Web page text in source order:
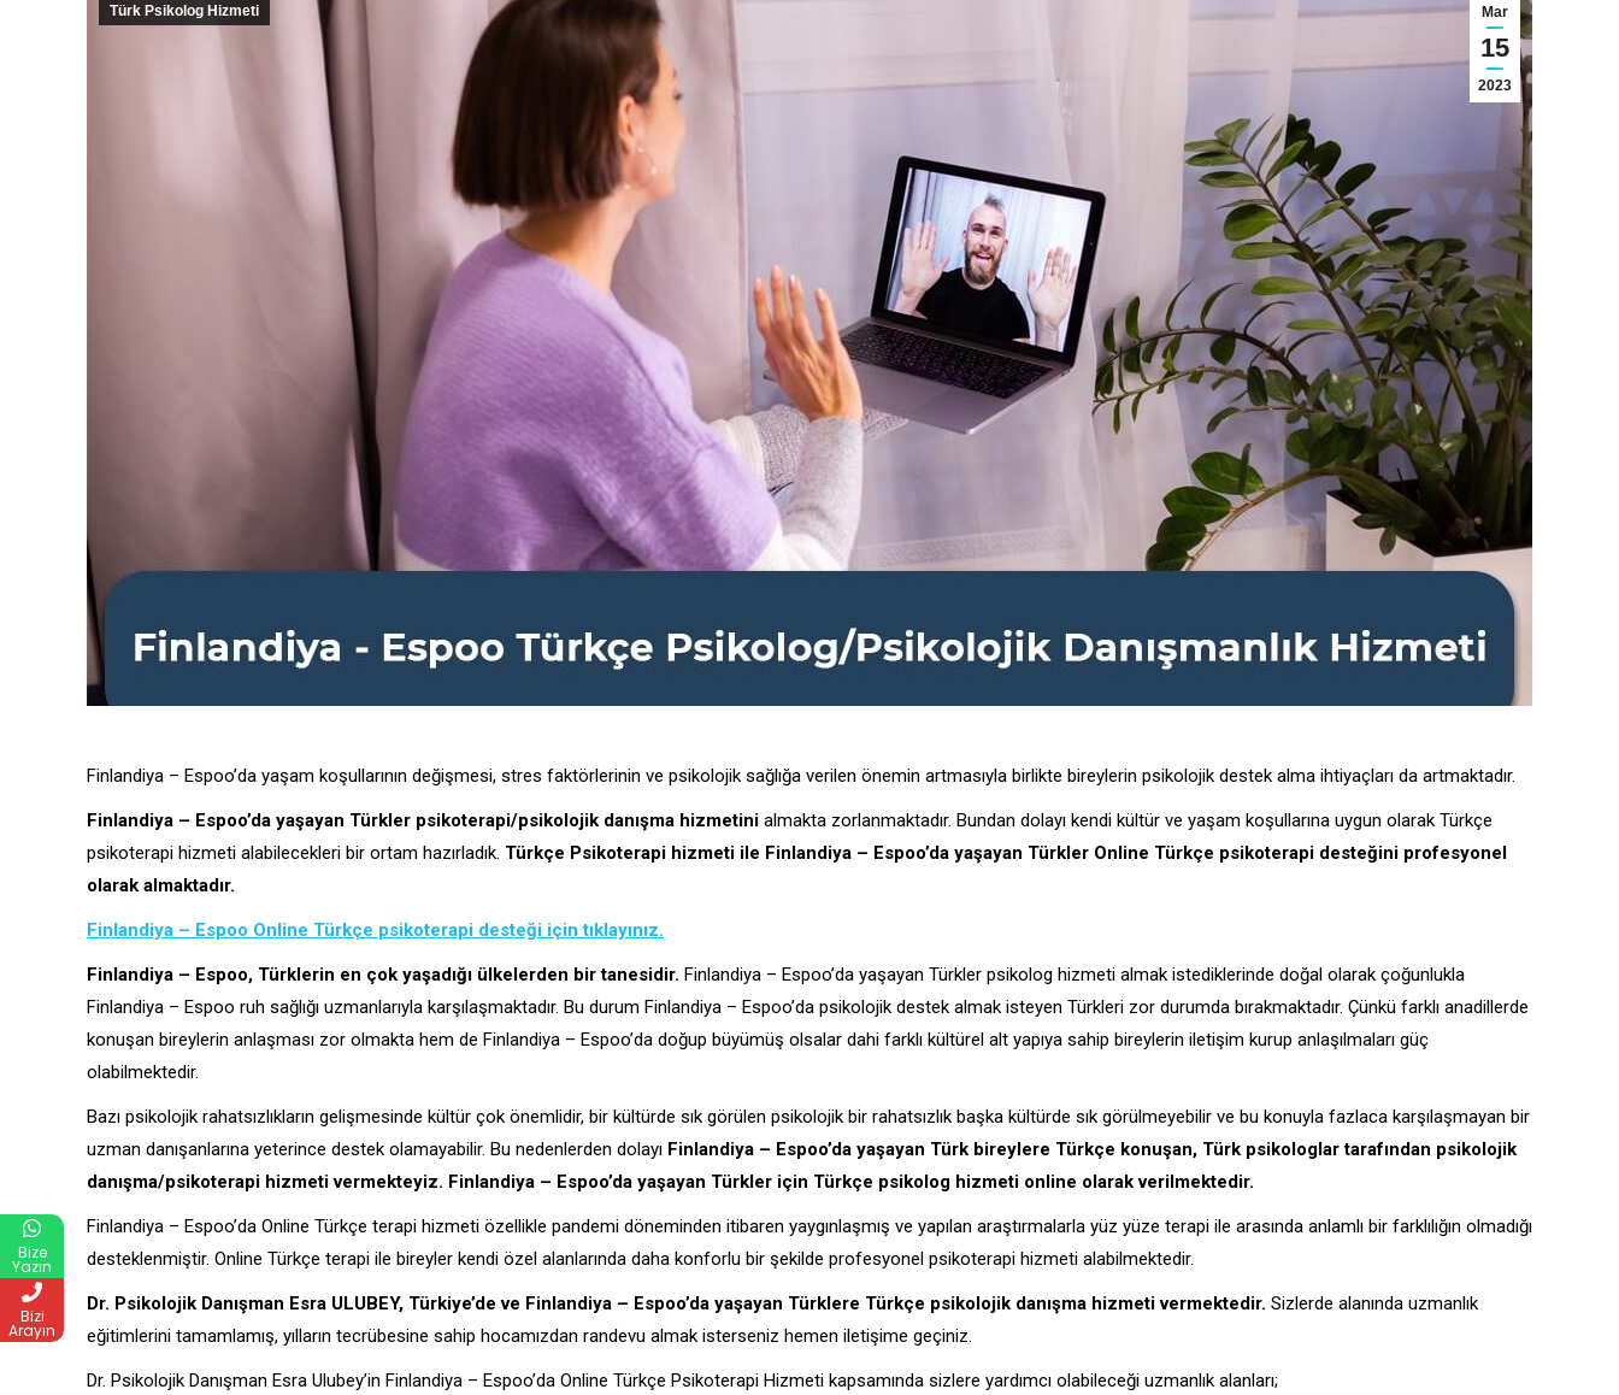
Mar
15
2023
Türk Psikolog Hizmeti
Finlandiya – Espoo’da yaşam koşullarının değişmesi, stres faktörlerinin ve psikolojik sağlığa verilen önemin artmasıyla birlikte bireylerin psikolojik destek alma ihtiyaçları da artmaktadır.
Finlandiya – Espoo’da yaşayan Türkler psikoterapi/psikolojik danışma hizmetini almakta zorlanmaktadır. Bundan dolayı kendi kültür ve yaşam koşullarına uygun olarak Türkçe
psikoterapi hizmeti alabilecekleri bir ortam hazırladık. Türkçe Psikoterapi hizmeti ile Finlandiya – Espoo’da yaşayan Türkler Online Türkçe psikoterapi desteğini profesyonel
olarak almaktadır.
Finlandiya – Espoo Online Türkçe psikoterapi desteği için tıklayınız.
Finlandiya – Espoo, Türklerin en çok yaşadığı ülkelerden bir tanesidir. Finlandiya – Espoo’da yaşayan Türkler psikolog hizmeti almak istediklerinde doğal olarak çoğunlukla
Finlandiya – Espoo ruh sağlığı uzmanlarıyla karşılaşmaktadır. Bu durum Finlandiya – Espoo’da psikolojik destek almak isteyen Türkleri zor durumda bırakmaktadır. Çünkü farklı anadillerde
konuşan bireylerin anlaşması zor olmakta hem de Finlandiya – Espoo’da doğup büyümüş olsalar dahi farklı kültürel alt yapıya sahip bireylerin iletişim kurup anlaşılmaları güç
olabilmektedir.
Bazı psikolojik rahatsızlıkların gelişmesinde kültür çok önemlidir, bir kültürde sık görülen psikolojik bir rahatsızlık başka kültürde sık görülmeyebilir ve bu konuyla fazlaca karşılaşmayan bir
uzman danışanlarına yeterince destek olamayabilir. Bu nedenlerden dolayı Finlandiya – Espoo’da yaşayan Türk bireylere Türkçe konuşan, Türk psikologlar tarafından psikolojik
danışma/psikoterapi hizmeti vermekteyiz. Finlandiya – Espoo’da yaşayan Türkler için Türkçe psikolog hizmeti online olarak verilmektedir.
Finlandiya – Espoo’da Online Türkçe terapi hizmeti özellikle pandemi döneminden itibaren yaygınlaşmış ve yapılan araştırmalarla yüz yüze terapi ile arasında anlamlı bir farklılığın olmadığı
desteklenmiştir. Online Türkçe terapi ile bireyler kendi özel alanlarında daha konforlu bir şekilde profesyonel psikoterapi hizmeti alabilmektedir.
Dr. Psikolojik Danışman Esra ULUBEY, Türkiye’de ve Finlandiya – Espoo’da yaşayan Türklere Türkçe psikolojik danışma hizmeti vermektedir. Sizlerde alanında uzmanlık
eğitimlerini tamamlamış, yılların tecrübesine sahip hocamızdan randevu almak isterseniz hemen iletişime geçiniz.
Dr. Psikolojik Danışman Esra Ulubey’in Finlandiya – Espoo’da Online Türkçe Psikoterapi Hizmeti kapsamında sizlere yardımcı olabileceği uzmanlık alanları;
Bize
Yazın
Bizi
Arayın